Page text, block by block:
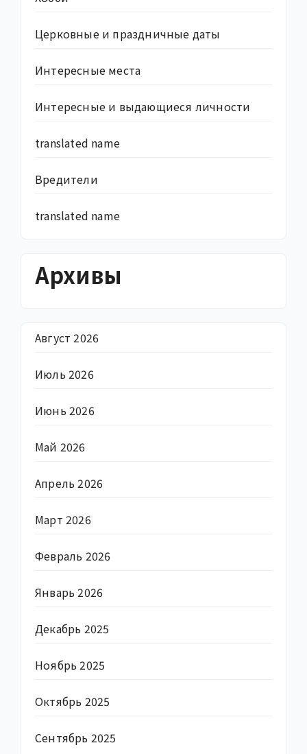
Церковные и праздничные даты
Интересные места
Интересные и выдающиеся личности
translated name
Вредители
translated name
Архивы
Август 2026
Июль 2026
Июнь 2026
Май 2026
Апрель 2026
Март 2026
Февраль 2026
Январь 2026
Декабрь 2025
Ноябрь 2025
Октябрь 2025
Сентябрь 2025